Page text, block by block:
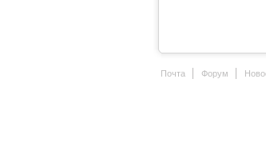
Почта Форум